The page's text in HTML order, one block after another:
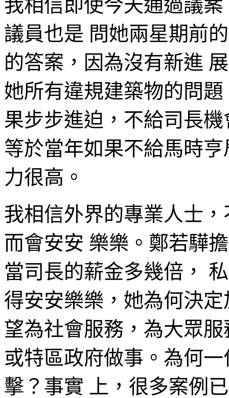
我相信即使今天通過議
議員也是 問她兩星期前
的答案，因為沒有新進
她所有違規建築物的問
果步步進迫，不給司長
等於當年如果不給馬時
力很高。
我相信外界的專業人士
而會安安 樂樂。鄭若驊
當司長的薪金多幾倍，
得安安樂樂，她為何決
望為社會服務，為大眾
或特區政府做事。為何
擊？事實 上，很多案例